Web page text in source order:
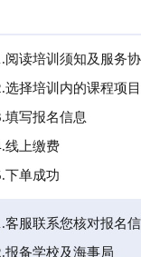
阅读培训须知及服务
选择培训内的课程项目
填写报名信息
线上缴费
下单成功
客服联系您核对报名
报备学校及海事局